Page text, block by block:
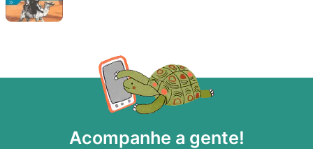
Acompanhe a gente!